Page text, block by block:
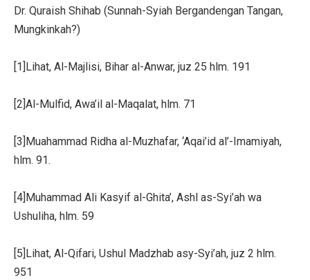
Dr. Quraish Shihab (Sunnah-Syiah Bergandengan Tangan,
Mungkinkah?)
[1]Lihat, Al-Majlisi, Bihar al-Anwar, juz 25 hlm. 191
[2]Al-Mulfid, Awa’il al-Maqalat, hlm. 71
[3]Muahammad Ridha al-Muzhafar, ‘Aqai’id al’-Imamiyah,
hlm. 91.
[4]Muhammad Ali Kasyif al-Ghita’, Ashl as-Syi’ah wa
Ushuliha, hlm. 59
[5]Lihat, Al-Qifari, Ushul Madzhab asy-Syi’ah, juz 2 hlm.
951